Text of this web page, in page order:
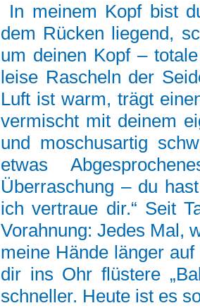
In meinem Kopf bist
dem Rücken liegend,
um deinen Kopf –
leise Rascheln der
Luft ist warm, trägt
vermischt mit deinem
und moschusartig
etwas
Überraschung – du
ich vertraue dir.“ Seit
Vorahnung: Jedes Mal,
meine Hände länger
dir ins Ohr flüstere
schneller. Heute ist es